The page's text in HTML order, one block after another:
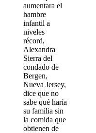
aumentara el
hambre
infantil a
niveles
récord,
Alexandra
Sierra del
condado de
Bergen,
Nueva Jersey,
dice que no
sabe qué haría
su familia sin
la comida que
obtienen de